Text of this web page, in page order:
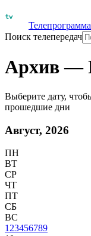
Телепрограмма
Поиск телепередач
Архив —
Выберите дату,
прошедшие дни
Август, 2026
ПН
ВТ
СР
ЧТ
ПТ
СБ
ВС
1 23456789